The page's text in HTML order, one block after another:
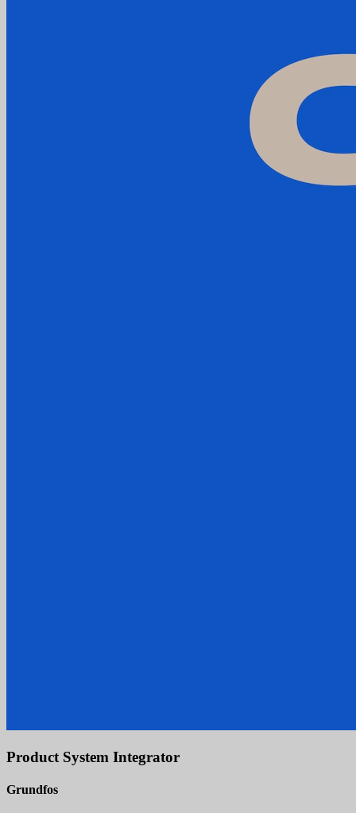
Product System Integrator
Grundfos